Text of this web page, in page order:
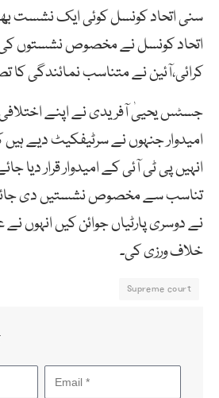
سنی اتحاد کونسل کوئی ایک نشست
اتحاد کونسل نے مخصوص نشستوں
کرائی،آئین نے متناسب نمائندگی کا
جسٹس یحییٰ آفریدی نے اپنے
امیدوار جنہوں نے سرٹیفکیٹ دیے
انہیں پی ٹی آئی کے امیدوار قرار دیا
تناسب سے مخصوص نشستیں دی
نے دوسری پارٹیاں جوائن کیں انہوں
خلاف ورزی کی۔
Supreme court